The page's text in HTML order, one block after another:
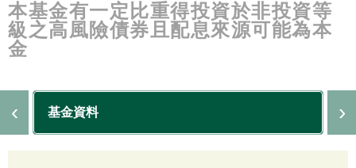
本基金有一定比重得投資於非投資等
級之高風險債券且配息來源可能為本
金
基金資料